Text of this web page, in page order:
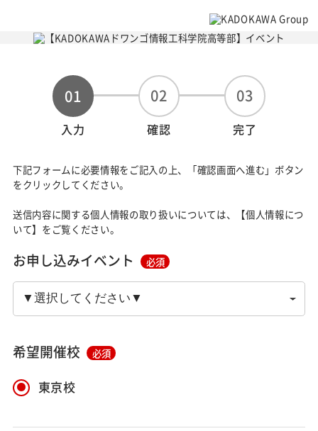
01
入力
02
確認
03
完了
下記フォームに必要情報をご記入の上、「確認画面へ進む」ボタン
をクリックしてください。
送信内容に関する個人情報の取り扱いについては、【個人情報につ
いて】をご覧ください。
お申し込みイベント 必須
希望開催校 必須
東京校